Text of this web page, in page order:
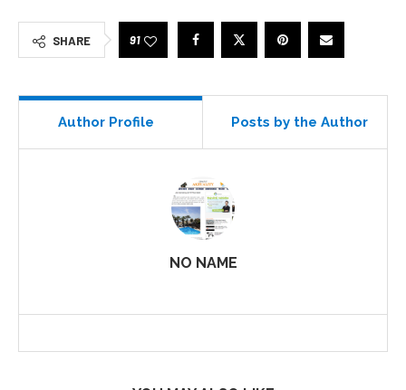
SHARE 91
Author Profile Posts by the Author
NO NAME